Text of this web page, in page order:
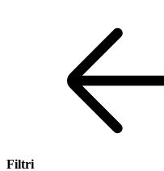
Filtri